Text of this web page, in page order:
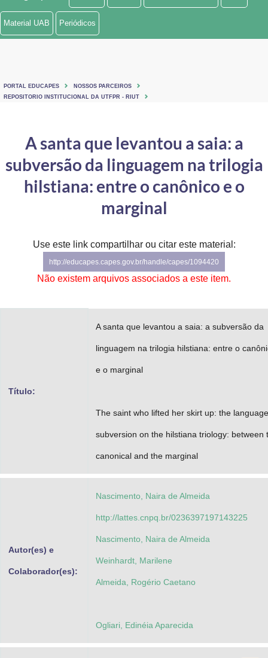
Ministério de Minas e Energia
Ministério do Turismo
Controladoria-Geral da União
Ministério da Mulher, da Família e dos Direitos Humanos
Gabinete de Segurança Institucional
Advocacia-Geral da União
Material UAB Periódicos
PORTAL EDUCAPES
NOSSOS PARCEIROS
REPOSITORIO INSTITUCIONAL DA UTFPR - RIUT
A santa que levantou a saia: a
subversão da linguagem na trilogia
hilstiana: entre o canônico e o
marginal
Use este link compartilhar ou citar este material:
http://educapes.capes.gov.br/handle/capes/1094420
Não existem arquivos associados a este item.
Título:
A santa que levantou a saia: a subversão da
linguagem na trilogia hilstiana: entre o
e o marginal
The saint who lifted her skirt up: the language
subversion on the hilstiana triology: between
canonical and the marginal
Autor(es) e
Colaborador(es):
Nascimento, Naira de Almeida
http://lattes.cnpq.br/0236397197143225
Nascimento, Naira de Almeida
Weinhardt, Marilene
Almeida, Rogério Caetano
Ogliari, Edinéia Aparecida